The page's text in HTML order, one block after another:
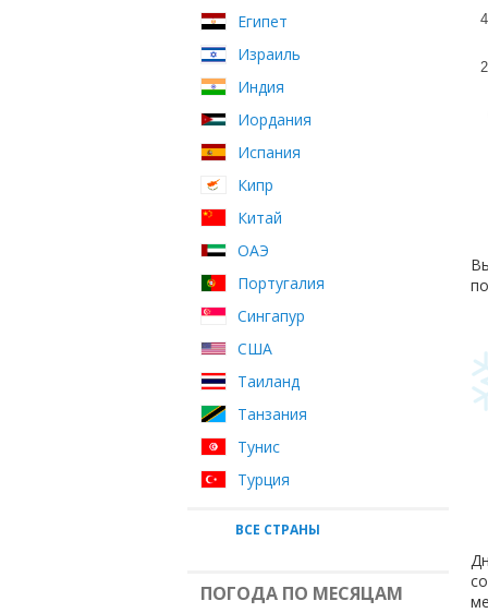
Египет
Израиль
Индия
Иордания
Испания
Кипр
Китай
ОАЭ
Португалия
Сингапур
США
Таиланд
Танзания
Тунис
Турция
ВСЕ СТРАНЫ
ПОГОДА ПО МЕСЯЦАМ